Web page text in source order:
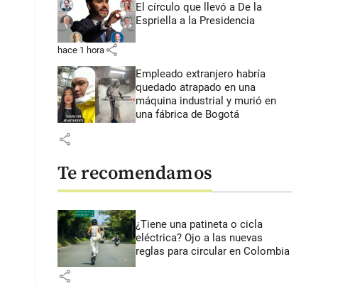
El círculo que llevó a De la
Espriella a la Presidencia
hace 1 hora share
Empleado extranjero habría
quedado atrapado en una
máquina industrial y murió en
una fábrica de Bogotá
share
Te recomendamos
¿Tiene una patineta o cicla
eléctrica? Ojo a las nuevas
reglas para circular en Colombia
share